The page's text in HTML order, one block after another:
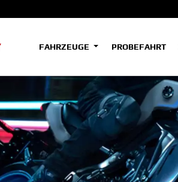
FAHRZEUGE PROBEFAHRT